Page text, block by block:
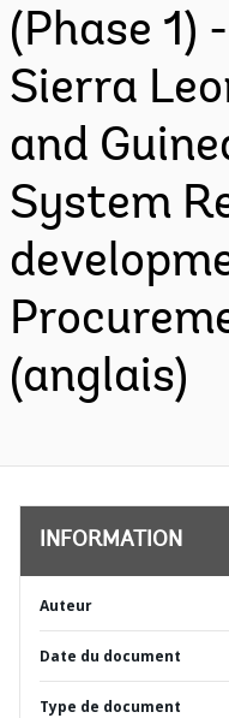
(Phase 1)
Sierra
and
System
(anglais)
INFORMATION
Auteur
Date du document
Type de document